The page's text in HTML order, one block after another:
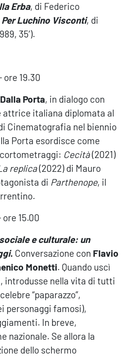
Erba, di Federico
Per Luchino Visconti, di
35’).
ore 19.30
Porta, in dialogo con
attrice italiana diplomata al
Cinematografia nel biennio
Porta esordisce come
Cecità(2021)
replica(2022) di Mauro
di Parthenope, il
15.00
e culturale: un
. Conversazione con Flavio
Monetti. Quando uscì
introdusse nella vita di tutti
“paparazzo”,
personaggi famosi),
In breve,
nazionale. Se allora la
dello schermo